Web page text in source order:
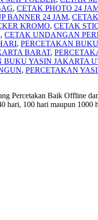
, CETAK PHOTO 24
BANNER 24 JAM,
KROMO, CETAK
, CETAK UNDANGAN
, PERCETAKAN
BARAT,
BUKU YASIN JAKARTA
, PERCETAKAN
Percetakan Baik Offline
hari, 100 hari maupun